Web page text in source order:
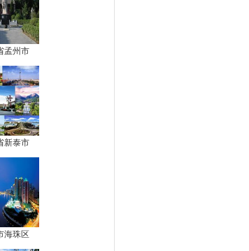
孟州市
新泰市
海珠区